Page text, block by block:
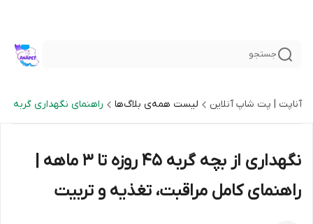
جستجو
آناپت | پت شاپ آنلاین لیست همه‌ی بلاگ‌ها راهنمای نگهداری گربه
نگهداری از بچه گربه ۴۵ روزه تا ۳ ماهه |
راهنمای کامل مراقبت، تغذیه و تربیت